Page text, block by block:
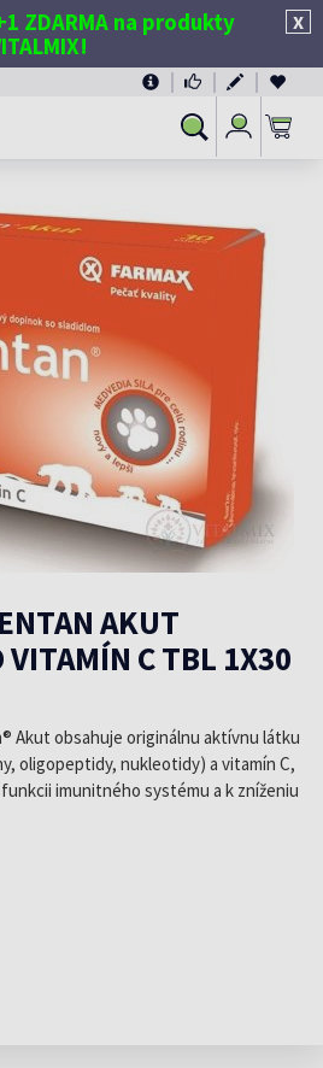
X
na produkty
Vyhľadávanie
Prihlásiť
sa
AKUT
VITAMÍN C TBL 1X30
Akut obsahuje originálnu aktívnu látku
oligopeptidy, nukleotidy) a vitamín C,
imunitného systému a k zníženiu